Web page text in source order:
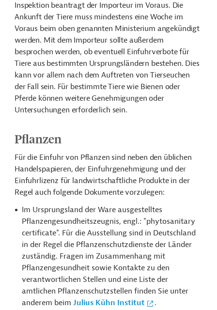
Inspektion beantragt der Importeur im Voraus. Die
Ankunft der Tiere muss mindestens eine Woche im
Voraus beim oben genannten Ministerium angekündigt
werden. Mit dem Importeur sollte außerdem
besprochen werden, ob eventuell Einfuhrverbote für
Tiere aus bestimmten Ursprungsländern bestehen. Dies
kann vor allem nach dem Auftreten von Tierseuchen
der Fall sein. Für bestimmte Tiere wie Bienen oder
Pferde können weitere Genehmigungen oder
Untersuchungen erforderlich sein.
Pflanzen
Für die Einfuhr von Pflanzen sind neben den üblichen
Handelspapieren, der Einfuhrgenehmigung und der
Einfuhrlizenz für landwirtschaftliche Produkte in der
Regel auch folgende Dokumente vorzulegen:
Im Ursprungsland der Ware ausgestelltes
Pflanzengesundheitszeugnis, engl.: "phytosanitary
certificate". Für die Ausstellung sind in Deutschland
in der Regel die Pflanzenschutzdienste der Länder
zuständig. Fragen im Zusammenhang mit
Pflanzengesundheit sowie Kontakte zu den
verantwortlichen Stellen und eine Liste der
amtlichen Pflanzenschutzstellen finden Sie unter
anderem beim Julius Kühn Institut
.